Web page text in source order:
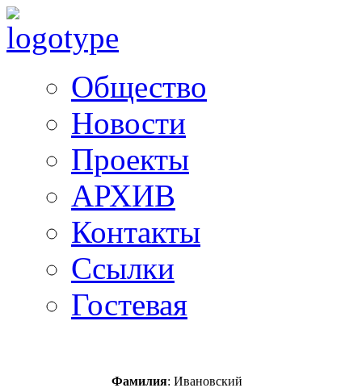
Общество
Новости
Проекты
АРХИВ
Контакты
Ссылки
Гостевая
Фамилия: Ивановский